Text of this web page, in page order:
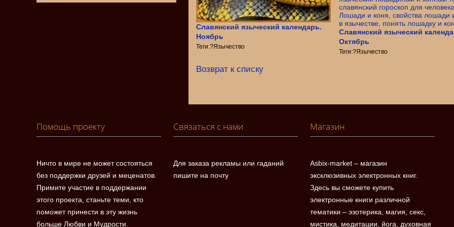
Славянский языческий календарь.
Ноябрь
Теги:?Язычество
Славянский языческий
Октябрь
Теги:?Язычество
Возврат к списку
Помощь проекту
Ничто в мире не может состояться
без поддержки друзей и меценатов.
Примите участие в поддержании
этого проекта, станьте теми, кто
поможет принести в эту жизнь
больше Любви и Мудрости.
Связаться с нами
Для заказа рекламы или гаданий
пишите на почту
Магазин
Asbix-market – магазин
эксклюзивных электронных книг.
Здесь вы сможете купить
электронные книги различной
тематики – эзотерика, магия, секс,
мистика, медитации, йога, духовная